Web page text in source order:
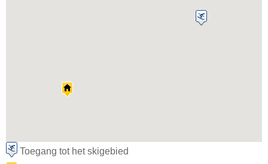
Toegang tot het skigebied